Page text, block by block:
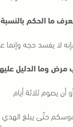
ما الحكم
لا يفسد حجه وإنما
وما الدليل
يصوم ثلاثة أيام
رءوسكم حتّى يبلغ